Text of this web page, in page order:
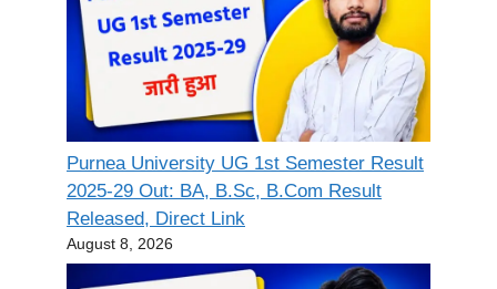
Purnea University UG 1st Semester Result
2025-29 Out: BA, B.Sc, B.Com Result
Released, Direct Link
August 8, 2026